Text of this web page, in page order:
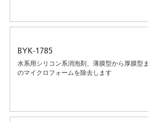
BYK-1785
水系用シリコン系消泡剤、薄膜型から厚膜型
のマイクロフォームを除去します